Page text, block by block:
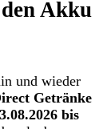
Pads
Akku
und wieder
Getränke
bis